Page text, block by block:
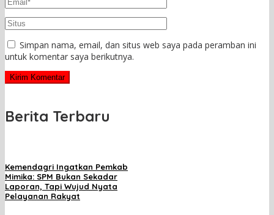
Simpan nama, email, dan situs web saya pada peramban ini
untuk komentar saya berikutnya.
Berita Terbaru
Kemendagri Ingatkan Pemkab
Mimika: SPM Bukan Sekadar
Laporan, Tapi Wujud Nyata
Pelayanan Rakyat